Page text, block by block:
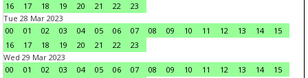
16
17 18 19 20 21 22
23
Tue 28 Mar 2023
00
01 02 03 04 05 06 07 08 09 10 11 12 13 14
15
16
17 18 19 20 21 22
23
Wed 29 Mar 2023
00
01 02 03 04 05 06 07 08 09 10 11 12 13 14
15